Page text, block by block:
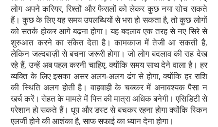
लोग अपने करियर, रिश्तों और फैसलों को लेकर कुछ नया सोच सकते
हैं। कुछ के लिए यह समय उपलब्धियों से भरा हो सकता है, तो कुछ लोगों
को सतर्क होकर आगे बढ़ना होगा। यह बदलाव एक तरह से नए सिरे से
शुरुआत करने का संकेत देता है। कामकाज में तेजी आ सकती है,
लेकिन जल्दबाज़ी से बचना जरूरी होगा। जो लोग बदलाव की राह देख
रहे हैं, उन्हें अब पहल करनी चाहिए, क्योंकि समय साथ देने वाला है। हर
व्यक्ति के लिए इसका असर अलग-अलग ढंग से होगा, क्योंकि हर राशि
की स्थिति अलग होती है। वाहवाही के चक्कर में अनावश्यक पैसा न
खर्च करें। सेहत के मामले में पित्त की मात्रा अधिक बनेगी। एसिडिटी से
परेशान हो सकते हैं। धूप और डस्ट से बचकर रहना होगा क्योंकि स्किन
एलर्जी होने की आशंका है, साफ सफाई का ध्यान देना होगा।